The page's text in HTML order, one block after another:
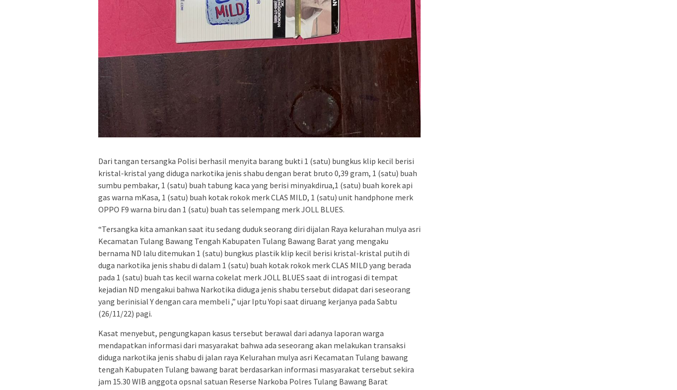
Dari tangan tersangka Polisi berhasil menyita barang bukti 1 (satu) bungkus klip kecil berisi
kristal-kristal yang diduga narkotika jenis shabu dengan berat bruto 0,39 gram, 1 (satu) buah
sumbu pembakar, 1 (satu) buah tabung kaca yang berisi minyakdirua,1 (satu) buah korek api
gas warna mKasa, 1 (satu) buah kotak rokok merk CLAS MILD, 1 (satu) unit handphone merk
OPPO F9 warna biru dan 1 (satu) buah tas selempang merk JOLL BLUES.
“Tersangka kita amankan saat itu sedang duduk seorang diri dijalan Raya kelurahan mulya asri
Kecamatan Tulang Bawang Tengah Kabupaten Tulang Bawang Barat yang mengaku
bernama ND lalu ditemukan 1 (satu) bungkus plastik klip kecil berisi kristal-kristal putih di
duga narkotika jenis shabu di dalam 1 (satu) buah kotak rokok merk CLAS MILD yang berada
pada 1 (satu) buah tas kecil warna cokelat merk JOLL BLUES saat di introgasi di tempat
kejadian ND mengakui bahwa Narkotika diduga jenis shabu tersebut didapat dari seseorang
yang berinisial Y dengan cara membeli ,” ujar Iptu Yopi saat diruang kerjanya pada Sabtu
(26/11/22) pagi.
Kasat menyebut, pengungkapan kasus tersebut berawal dari adanya laporan warga
mendapatkan informasi dari masyarakat bahwa ada seseorang akan melakukan transaksi
diduga narkotika jenis shabu di jalan raya Kelurahan mulya asri Kecamatan Tulang bawang
tengah Kabupaten Tulang bawang barat berdasarkan informasi masyarakat tersebut sekira
jam 15.30 WIB anggota opsnal satuan Reserse Narkoba Polres Tulang Bawang Barat